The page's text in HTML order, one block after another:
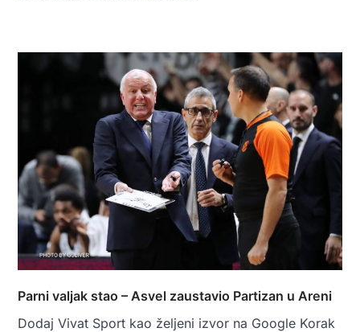
Parni valjak stao – Asvel zaustavio Partizan u Areni
Dodaj Vivat Sport kao željeni izvor na Google Korak